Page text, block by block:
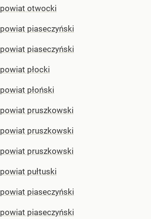
powiat otwocki
powiat piaseczyński
powiat piaseczyński
powiat płocki
powiat płoński
powiat pruszkowski
powiat pruszkowski
powiat pruszkowski
powiat pułtuski
powiat piaseczyński
powiat piaseczyński